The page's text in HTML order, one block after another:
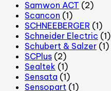
Samwon ACT (2)
Scancon (1)
SCHNEEBERGER (1)
Schneider Electric (1)
Schubert & Salzer (1)
SCPlus (2)
Sealtek (1)
Sensata (1)
Sensopart (1)